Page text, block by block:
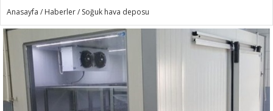
Anasayfa / Haberler/ Soğuk hava deposu